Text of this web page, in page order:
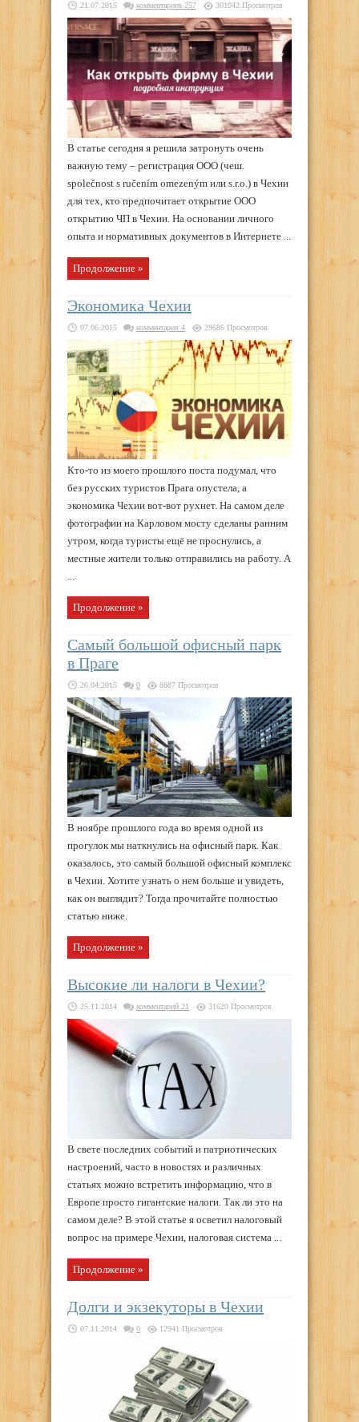
21.07.2015 комментариев 257 301042 Просмотров
В статье сегодня я решила затронуть очень
важную тему – регистрация ООО (чеш.
společnost s ručením omezeným или s.r.o.) в Чехии
для тех, кто предпочитает открытие ООО
открытию ЧП в Чехии. На основании личного
опыта и нормативных документов в Интернете ...
Продолжение »
Экономика Чехии
07.06.2015 комментария 4 29686 Просмотров
Кто-то из моего прошлого поста подумал, что
без русских туристов Прага опустела, а
экономика Чехии вот-вот рухнет. На самом деле
фотографии на Карловом мосту сделаны ранним
утром, когда туристы ещё не проснулись, а
местные жители только отправились на работу. А
Продолжение »
Самый большой офисный парк
в Праге
26.04.2015 0 8887 Просмотров
В ноябре прошлого года во время одной из
прогулок мы наткнулись на офисный парк. Как
оказалось, это самый большой офисный комплекс
в Чехии. Хотите узнать о нем больше и увидеть,
как он выглядит? Тогда прочитайте полностью
статью ниже.
Продолжение »
Высокие ли налоги в Чехии?
25.11.2014 комментарий 21 31620 Просмотров
В свете последних событий и патриотических
настроений, часто в новостях и различных
статьях можно встретить информацию, что в
Европе просто гигантские налоги. Так ли это на
самом деле? В этой статье я осветил налоговый
вопрос на примере Чехии, налоговая система ...
Продолжение »
Долги и экзекуторы в Чехии
07.11.2014 0 12941 Просмотров